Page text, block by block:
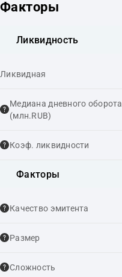
Факторы
Ликвидность
Ликвидная
Медиана дневного оборота
(млн.RUB)
Коэф. ликвидности
Факторы
Качество эмитента
Размер
Сложность